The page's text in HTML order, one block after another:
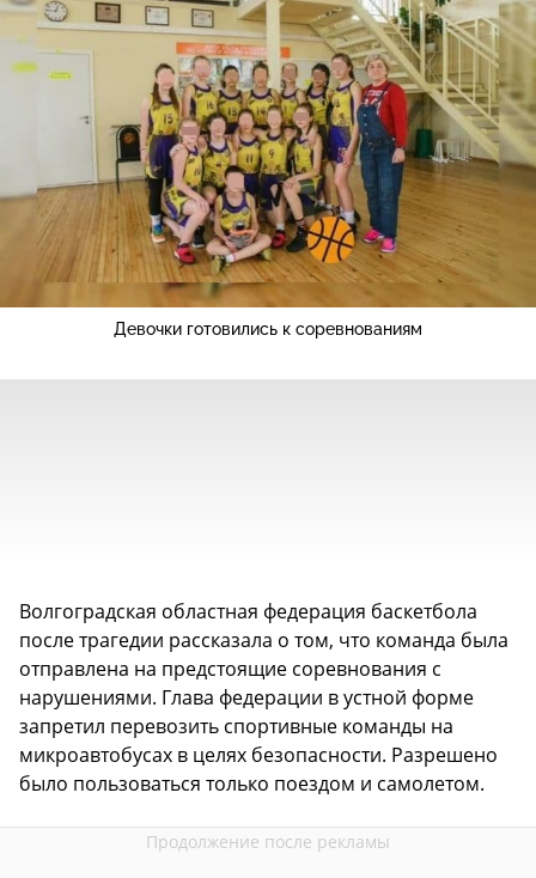
Девочки готовились к соревнованиям
Волгоградская областная федерация баскетбола
после трагедии рассказала о том, что команда была
отправлена на предстоящие соревнования с
нарушениями. Глава федерации в устной форме
запретил перевозить спортивные команды на
микроавтобусах в целях безопасности. Разрешено
было пользоваться только поездом и самолетом.